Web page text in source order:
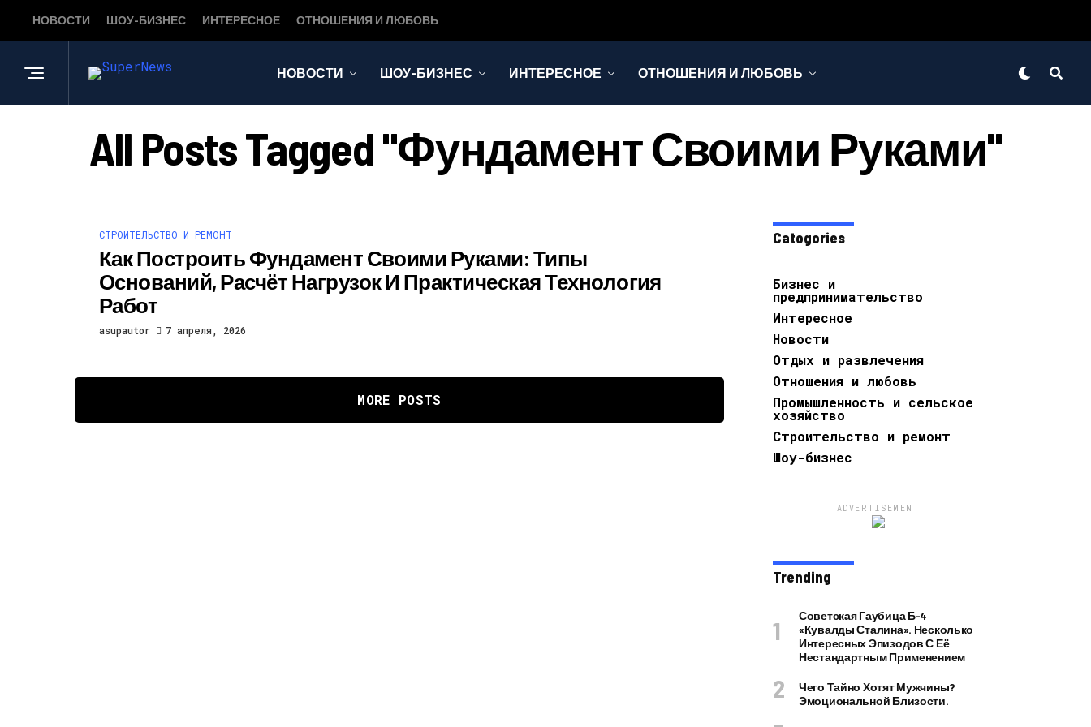
НОВОСТИ ШОУ-БИЗНЕС ИНТЕРЕСНОЕ ОТНОШЕНИЯ И ЛЮБОВЬ
НОВОСТИ ШОУ-БИЗНЕС ИНТЕРЕСНОЕ ОТНОШЕНИЯ И ЛЮБОВЬ
All Posts Tagged "фундамент Своими Руками"
СТРОИТЕЛЬСТВО И РЕМОНТ
Как Построить Фундамент Своими Руками: Типы
Оснований, Расчёт Нагрузок И Практическая Технология
Работ
asupautor 7 апреля, 2026
MORE POSTS
Catogories
Бизнес и
предпринимательство
Интересное
Новости
Отдых и развлечения
Отношения и любовь
Промышленность и сельское
хозяйство
Строительство и ремонт
Шоу-бизнес
ADVERTISEMENT
Trending
Советская Гаубица Б-4
«Кувалды Сталина». Несколько
Интересных Эпизодов С Её
Нестандартным Применением
Чего Тайно Хотят Мужчины?
Эмоциональной Близости.